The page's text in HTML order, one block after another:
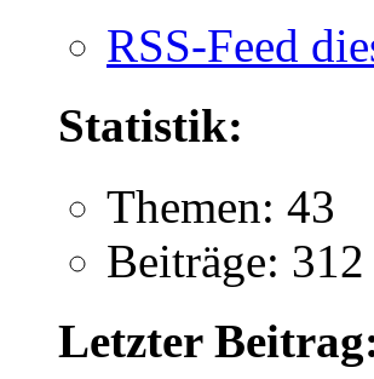
RSS-Feed
Statistik:
Themen: 43
Beiträge: 312
Letzter